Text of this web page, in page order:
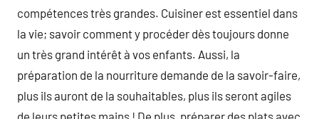
compétences très grandes. Cuisiner est essentiel dans
la vie; savoir comment y procéder dès toujours donne
un très grand intérêt à vos enfants. Aussi, la
préparation de la nourriture demande de la savoir-faire,
plus ils auront de la souhaitables, plus ils seront agiles
de leurs petites mains ! De plus, préparer des plats avec